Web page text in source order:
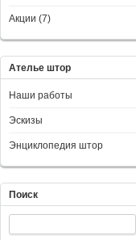
Акции (7)
Ателье штор
Наши работы
Эскизы
Энциклопедия штор
Поиск